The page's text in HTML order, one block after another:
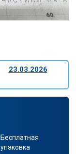
23.03.2026
Бесплатная
упаковка